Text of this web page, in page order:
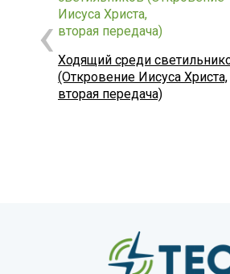
Ходящий среди
(Откровение Иисуса Христа,
вторая передача)
‹